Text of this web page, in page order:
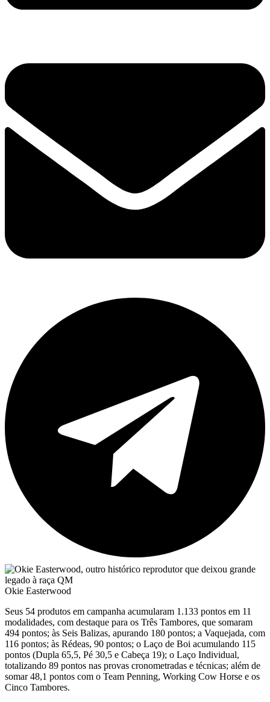
Okie Easterwood
Seus 54 produtos em campanha acumularam 1.133 pontos em 11
modalidades, com destaque para os Três Tambores, que somaram
494 pontos; às Seis Balizas, apurando 180 pontos; a Vaquejada, com
116 pontos; às Rédeas, 90 pontos; o Laço de Boi acumulando 115
pontos (Dupla 65,5, Pé 30,5 e Cabeça 19); o Laço Individual,
totalizando 89 pontos nas provas cronometradas e técnicas; além de
somar 48,1 pontos com o Team Penning, Working Cow Horse e os
Cinco Tambores.